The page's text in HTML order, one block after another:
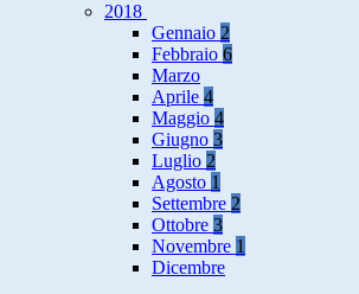
2018
Gennaio 2
Febbraio 6
Marzo
Aprile 4
Maggio 4
Giugno 3
Luglio 2
Agosto 1
Settembre 2
Ottobre 3
Novembre 1
Dicembre